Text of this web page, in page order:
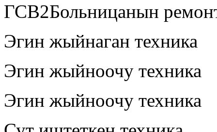
ГСВ2Больницанын
Эгин жыйнаган техника
Эгин жыйноочу техника
Эгин жыйноочу техника